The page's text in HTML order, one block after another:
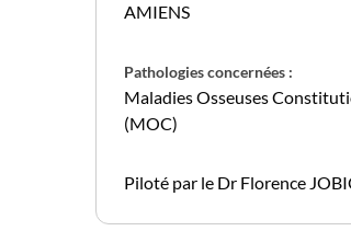
AMIENS
Pathologies concernées :
Maladies Osseuses
(MOC)
Piloté par le Dr Florence